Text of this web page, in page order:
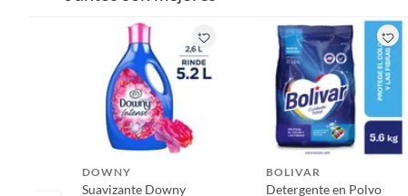
Productos que hayan sido previamente instalados.
Baterías de auto.
Motocicletas y bicicletas motorizadas.
Licores y cigarros electrónicos.
DOWNY
Suavizante Downy
BOLIVAR
Detergente en Polvo